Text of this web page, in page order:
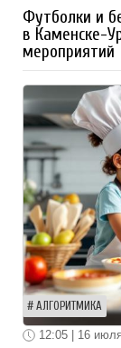
Футболки и
в Каменске-
мероприятий
АЛГОРИТМИКА
12:05 | 16 июля